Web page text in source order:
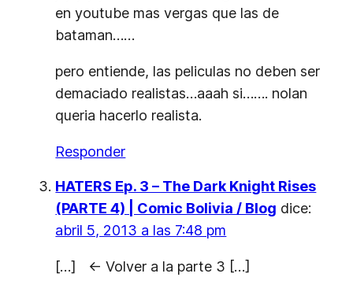
en youtube mas vergas que las de
bataman……
pero entiende, las peliculas no deben ser
demaciado realistas…aaah si……. nolan
queria hacerlo realista.
Responder
HATERS Ep. 3 – The Dark Knight Rises
(PARTE 4) | Comic Bolivia / Blog dice:
abril 5, 2013 a las 7:48 pm
[…] <- Volver a la parte 3 […]